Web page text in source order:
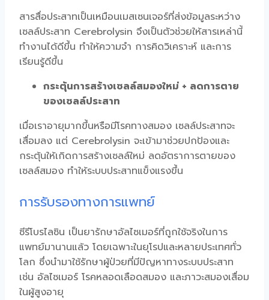
สารสื่อประสาทเป็นเหมือนเมสเซนเจอร์ที่ส่งข้อมูลระหว่าง
เซลล์ประสาท Cerebrolysin จึงเป็นตัวช่วยให้สารเหล่านี้
ทำงานได้ดีขึ้น ทำให้ความจำ การคิดวิเคราะห์ และการ
เรียนรู้ดีขึ้น
กระตุ้นการสร้างเซลล์สมองใหม่ + ลดการตาย
ของเซลล์ประสาท
เมื่อเราอายุมากขึ้นหรือมีโรคทางสมอง เซลล์ประสาทจะ
เสื่อมลง แต่ Cerebrolysin จะเข้ามาช่วยปกป้องและ
กระตุ้นให้เกิดการสร้างเซลล์ใหม่ ลดอัตราการตายของ
เซลล์สมอง ทำให้ระบบประสาทแข็งแรงขึ้น
การรับรองทางการแพทย์
ซีรีโบรไลซิน เป็นยารักษาอัลไซเมอร์ที่ถูกใช้จริงในการ
แพทย์มานานแล้ว โดยเฉพาะในยุโรปและหลายประเทศทั่ว
โลก ซึ่งนำมาใช้รักษาผู้ป่วยที่มีปัญหาทางระบบประสาท
เช่น อัลไซเมอร์ โรคหลอดเลือดสมอง และภาวะสมองเสื่อม
ในผู้สูงอายุ